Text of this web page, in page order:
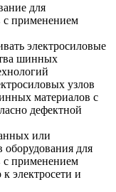
для
с применением
электросиловые
шинных
узлов
материалов с
дефектной
или
оборудования для
с применением
электросети и